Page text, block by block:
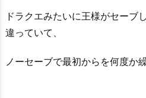
ドラクエみたいに王様がセーブ
違っていて、
ノーセーブで最初からを何度か